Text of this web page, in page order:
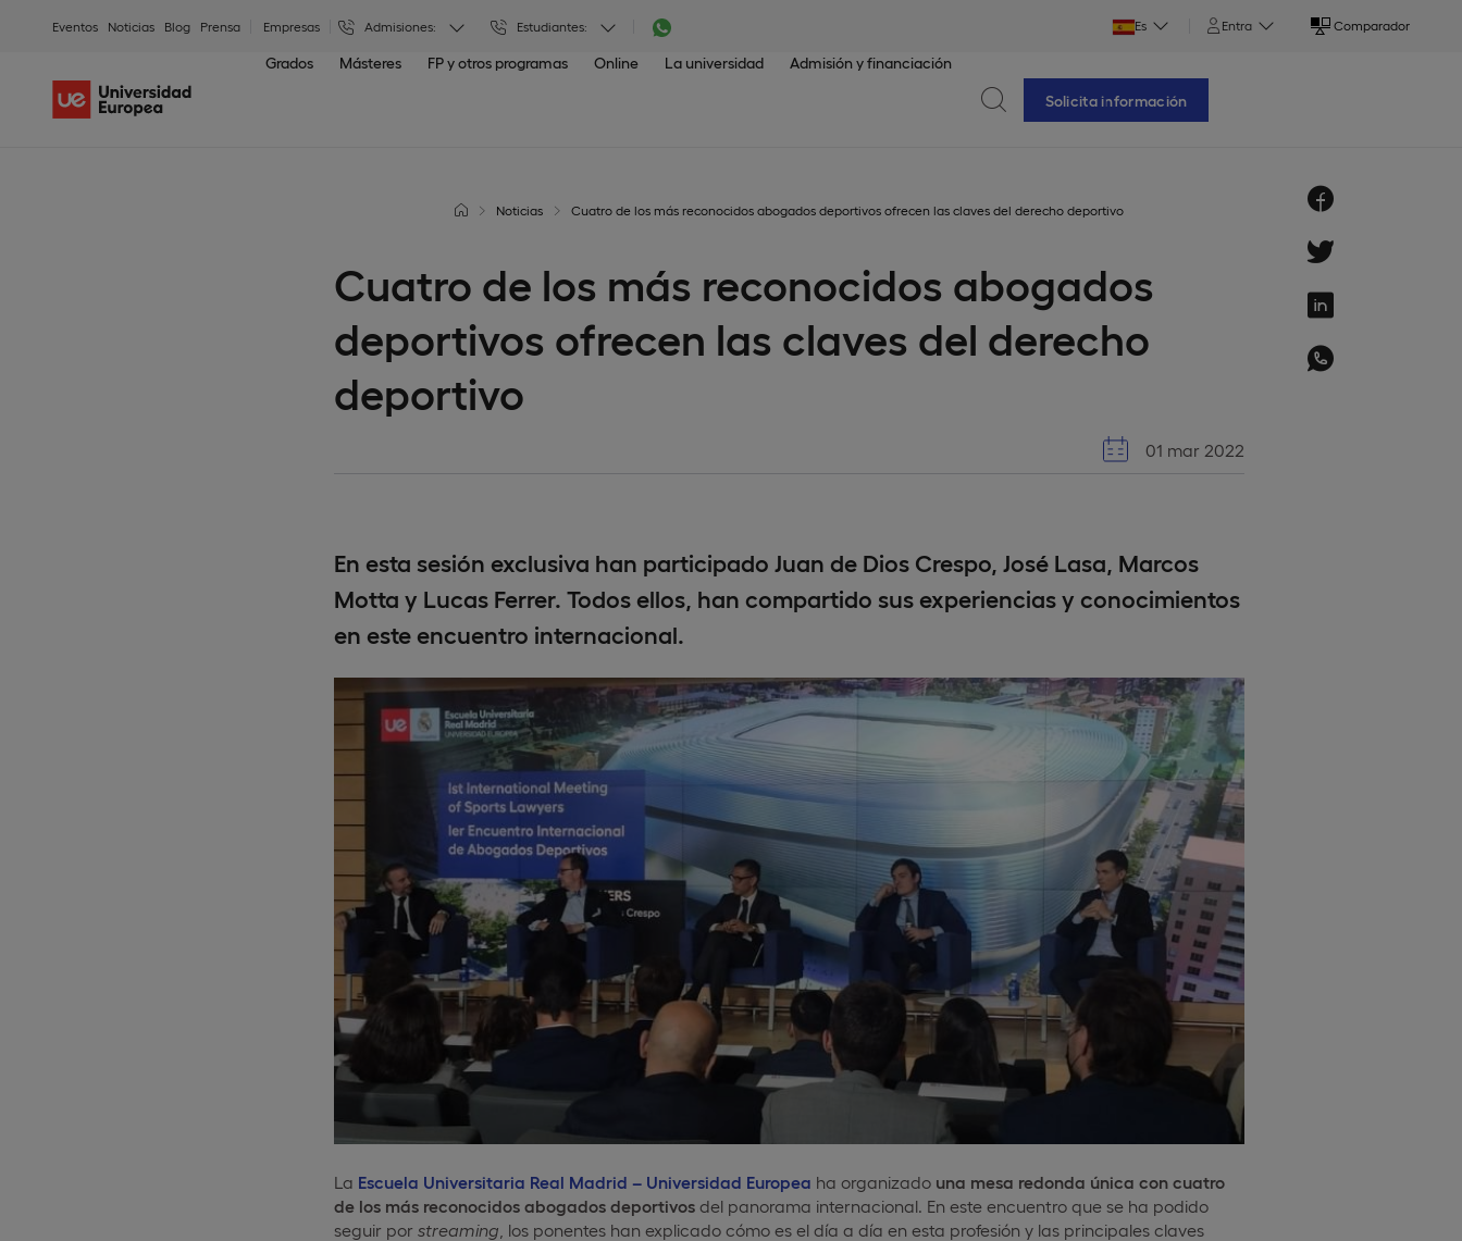
Eventos Noticias Blog Prensa Empresas Admisiones: Estudiantes: Es Entra Comparador
Grados Másteres FP y otros programas Online La universidad Admisión y financiación
Solicita información
Noticias Cuatro de los más reconocidos abogados deportivos ofrecen las claves del derecho deportivo
Cuatro de los más reconocidos abogados
deportivos ofrecen las claves del derecho
deportivo
01 mar 2022
En esta sesión exclusiva han participado Juan de Dios Crespo, José Lasa, Marcos
Motta y Lucas Ferrer. Todos ellos, han compartido sus experiencias y conocimientos
en este encuentro internacional.
La Escuela Universitaria Real Madrid – Universidad Europea ha organizado una mesa redonda única con cuatro
de los más reconocidos abogados deportivosdel panorama internacional. En este encuentro que se ha podido
seguir por streaming , los ponentes han explicado cómo es el día a día en esta profesión y las principales claves